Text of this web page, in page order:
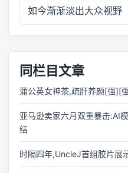
如今渐渐淡出大众视野
同栏目文章
蒲公英女神茶,疏肝养颜[强][
亚马逊卖家六月双重暴击:AI
结
时隔四年,UncleJ首组胶片展